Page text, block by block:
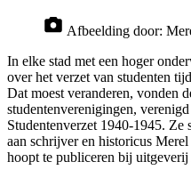
Afbeelding door:
In elke stad met een hoger
over het verzet van studenten
Dat moest veranderen, vonden
studentenverenigingen,
Studentenverzet 1940-1945. Ze
aan schrijver en historicus
hoopt te publiceren bij